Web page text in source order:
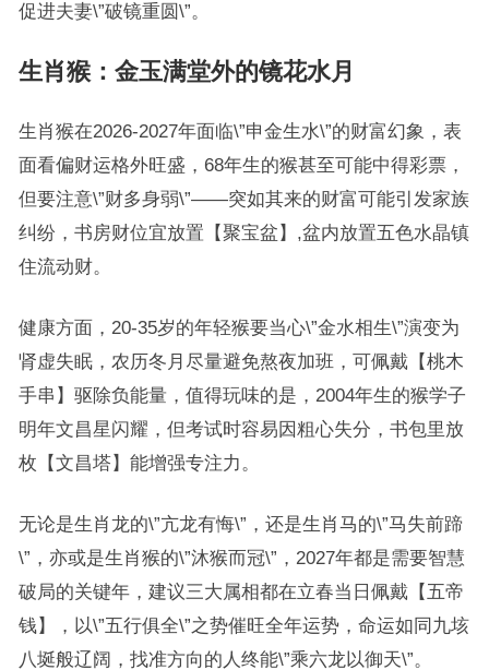
促进夫妻\”破镜重圆\”。
生肖猴：金玉满堂外的镜花水月
生肖猴在2026-2027年面临\”申金生水\”的财富幻象，表
面看偏财运格外旺盛，68年生的猴甚至可能中得彩票，
但要注意\”财多身弱\”——突如其来的财富可能引发家族
纠纷，书房财位宜放置【聚宝盆】,盆内放置五色水晶镇
住流动财。
健康方面，20-35岁的年轻猴要当心\”金水相生\”演变为
肾虚失眠，农历冬月尽量避免熬夜加班，可佩戴【桃木
手串】驱除负能量，值得玩味的是，2004年生的猴学子
明年文昌星闪耀，但考试时容易因粗心失分，书包里放
枚【文昌塔】能增强专注力。
无论是生肖龙的\”亢龙有悔\”，还是生肖马的\”马失前蹄
\”，亦或是生肖猴的\”沐猴而冠\”，2027年都是需要智慧
破局的关键年，建议三大属相都在立春当日佩戴【五帝
钱】，以\”五行俱全\”之势催旺全年运势，命运如同九垓
八埏般辽阔，找准方向的人终能\”乘六龙以御天\”。